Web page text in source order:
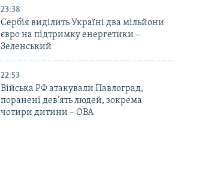
23:38
Сербія виділить Україні два мільйони
євро на підтримку енергетики –
Зеленський
22:53
Війська РФ атакували Павлоград,
поранені дев’ять людей, зокрема
чотири дитини – ОВА